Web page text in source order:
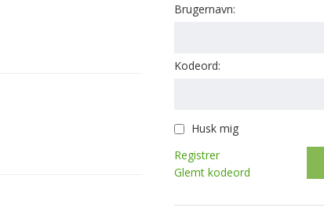
Brugernavn:
Kodeord:
Husk mig
Registrer
Glemt kodeord